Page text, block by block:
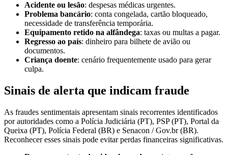
Acidente ou lesão: despesas médicas urgentes.
Problema bancário: conta congelada, cartão bloqueado,
necessidade de transferência temporária.
Equipamento retido na alfândega: taxas ou multas a pagar.
Regresso ao país: dinheiro para bilhete de avião ou
documentos.
Criança doente: cenário frequentemente usado para gerar
culpa.
Sinais de alerta que indicam fraude
As fraudes sentimentais apresentam sinais recorrentes identificados
por autoridades como a Polícia Judiciária (PT), PSP (PT), Portal da
Queixa (PT), Polícia Federal (BR) e Senacon / Gov.br (BR).
Reconhecer esses sinais pode evitar perdas financeiras significativas.